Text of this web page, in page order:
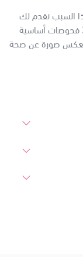
السبب نقدم لك
باقة الغدة الدرقية، والتي تشمل على 3 فحوصات أساسية
صورة عن صحة